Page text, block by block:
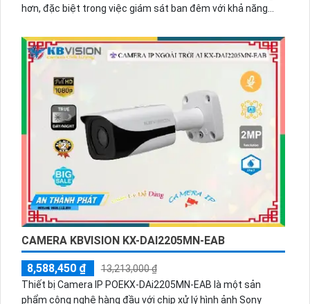
hơn, đặc biệt trong việc giám sát ban đêm với khả năng
chú ý, sản phẩm này không chỉ giữ nguyên chất lượng hình
ảnh khi truyền qua công nghệ IP POE, mà còn cho phép xử lý
hình ảnh đẹp và độ nét lên đến 5.0 MP. Hơn nữa, việc tích
hợp công nghệ nhìn đêm chất lượng Starlight giúp tăng
cường khả năng quan sát trong điều kiện ánh sáng yếu. Với
khả năng tiết kiệm băng thông thông qua định dạng nén
H.265+/H.265/H.264+/H.264, sản phẩm này là sự lựa chọn lý
tưởng cho việc giám sát an ninh.
CAMERA KBVISION KX-DAI2205MN-EAB
8,588,450 ₫
13,213,000 ₫
Thiết bị Camera IP POEKX-DAi2205MN-EAB là một sản
phẩm công nghệ hàng đầu với chip xử lý hình ảnh Sony